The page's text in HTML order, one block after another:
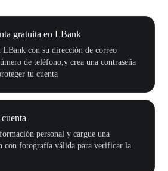
gratuita en LBank
LBank con su dirección de correo
de teléfono,y crea una contraseña
tu cuenta
personal y cargue una
con fotografía válida para verificar la